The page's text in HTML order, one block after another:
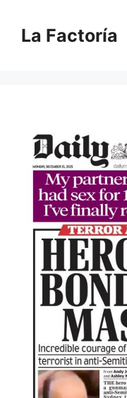
contenido
La Factoría